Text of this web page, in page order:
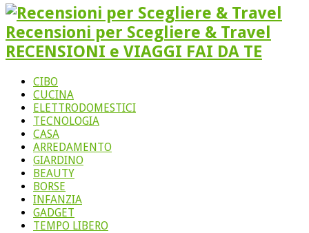
Recensioni per Scegliere & Travel
RECENSIONI e VIAGGI FAI DA TE
CIBO
CUCINA
ELETTRODOMESTICI
TECNOLOGIA
CASA
ARREDAMENTO
GIARDINO
BEAUTY
BORSE
INFANZIA
GADGET
TEMPO LIBERO